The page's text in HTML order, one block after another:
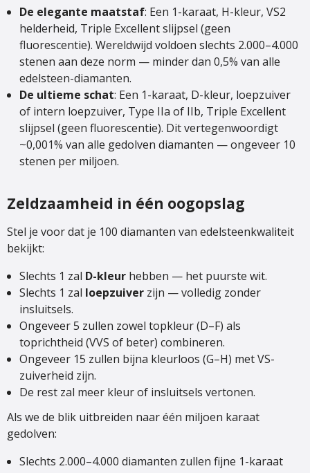
De elegante maatstaf: Een 1-karaat, H-kleur, VS2
helderheid, Triple Excellent slijpsel (geen
fluorescentie). Wereldwijd voldoen slechts 2.000–4.000
stenen aan deze norm — minder dan 0,5% van alle
edelsteen-diamanten.
De ultieme schat: Een 1-karaat, D-kleur, loepzuiver
of intern loepzuiver, Type IIa of IIb, Triple Excellent
slijpsel (geen fluorescentie). Dit vertegenwoordigt
~0,001% van alle gedolven diamanten — ongeveer 10
stenen per miljoen.
Zeldzaamheid in één oogopslag
Stel je voor dat je 100 diamanten van edelsteenkwaliteit
bekijkt:
Slechts 1 zal D-kleur hebben — het puurste wit.
Slechts 1 zal loepzuiver zijn — volledig zonder
insluitsels.
Ongeveer 5 zullen zowel topkleur (D–F) als
toprichtheid (VVS of beter) combineren.
Ongeveer 15 zullen bijna kleurloos (G–H) met VS-
zuiverheid zijn.
De rest zal meer kleur of insluitsels vertonen.
Als we de blik uitbreiden naar één miljoen karaat
gedolven:
Slechts 2.000–4.000 diamanten zullen fijne 1-karaat